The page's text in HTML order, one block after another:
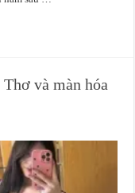
và màn hóa